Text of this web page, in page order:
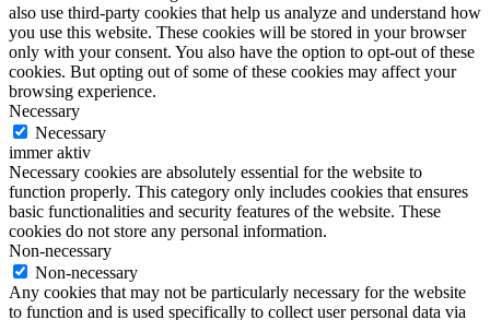
also use third-party cookies that help us analyze and understand how
you use this website. These cookies will be stored in your browser
only with your consent. You also have the option to opt-out of these
cookies. But opting out of some of these cookies may affect your
browsing experience.
Necessary
Necessary
immer aktiv
Necessary cookies are absolutely essential for the website to
function properly. This category only includes cookies that ensures
basic functionalities and security features of the website. These
cookies do not store any personal information.
Non-necessary
Non-necessary
Any cookies that may not be particularly necessary for the website
to function and is used specifically to collect user personal data via